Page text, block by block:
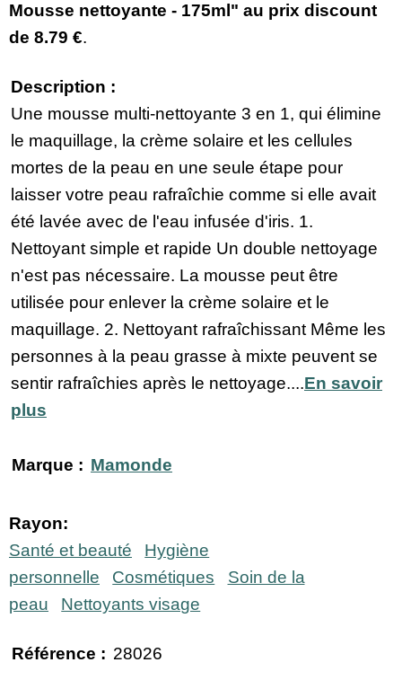
Mousse nettoyante - 175ml" au prix discount
de 8.79 €.
Description :
Une mousse multi-nettoyante 3 en 1, qui élimine
le maquillage, la crème solaire et les cellules
mortes de la peau en une seule étape pour
laisser votre peau rafraîchie comme si elle avait
été lavée avec de l'eau infusée d'iris. 1.
Nettoyant simple et rapide Un double nettoyage
n'est pas nécessaire. La mousse peut être
utilisée pour enlever la crème solaire et le
maquillage. 2. Nettoyant rafraîchissant Même les
personnes à la peau grasse à mixte peuvent se
sentir rafraîchies après le nettoyage....En savoir
plus
Marque : Mamonde
Rayon:
Santé et beauté
Hygiène
personnelle
Cosmétiques
Soin de la
peau
Nettoyants visage
Référence : 28026